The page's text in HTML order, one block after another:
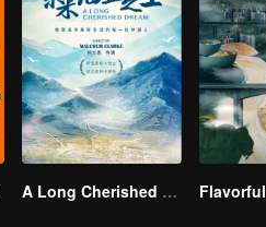
A Long Cherished Dream